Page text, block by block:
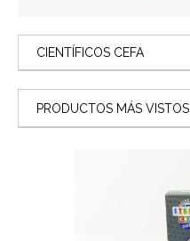
CIENTÍFICOS CEFA
PRODUCTOS MÁS VISTOS